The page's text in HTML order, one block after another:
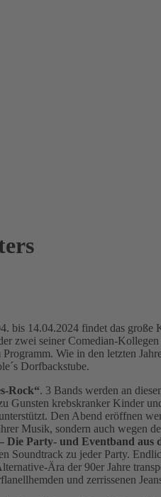
bis 14.04.2024 findet das große
zwei seiner Comedian-Kollegen
Wie in den letzten
Dorfbackstube.
Rock“. 3 Bands werden an
Gunsten krebskranker Kinder
Den Abend eröffnen
Musik, sondern auch wegen
Die Party- und Eventband aus
Soundtrack zu jeder Party.
Ära der 90er Jahre
und zerrissenen